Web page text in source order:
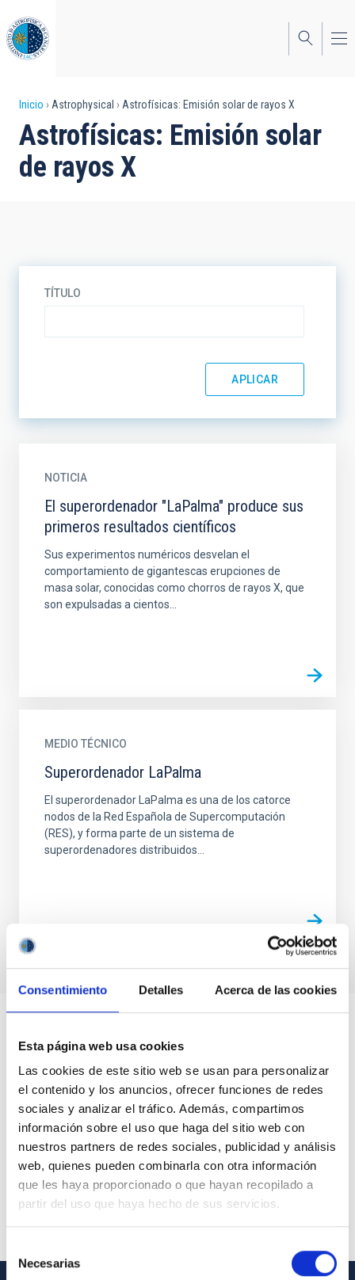
Consentimiento Detalles Acerca de las cookies
Esta página web usa cookies
Las cookies de este sitio web se usan para personalizar
el contenido y los anuncios, ofrecer funciones de redes
sociales y analizar el tráfico. Además, compartimos
información sobre el uso que haga del sitio web con
nuestros partners de redes sociales, publicidad y análisis
web, quienes pueden combinarla con otra información
que les haya proporcionado o que hayan recopilado a
partir del uso que haya hecho de sus servicios.
Necesarias
al
contenido
principal
Sobrescribir
enlaces
de
Inicio Astrophysical Astrofísicas: Emisión solar de rayos X
Astrofísicas: Emisión solar
de rayos X
TÍTULO
NOTICIA
El superordenador "LaPalma" produce sus
primeros resultados científicos
Sus experimentos numéricos desvelan el
comportamiento de gigantescas erupciones de
masa solar, conocidas como chorros de rayos X, que
son expulsadas a cientos...
MEDIO TÉCNICO
Superordenador LaPalma
El superordenador LaPalma es una de los catorce
nodos de la Red Española de Supercomputación
(RES), y forma parte de un sistema de
superordenadores distribuidos...